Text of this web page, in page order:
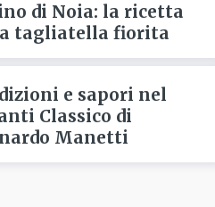
di Noia: la ricetta
tagliatella fiorita
e sapori nel
Classico di
Manetti